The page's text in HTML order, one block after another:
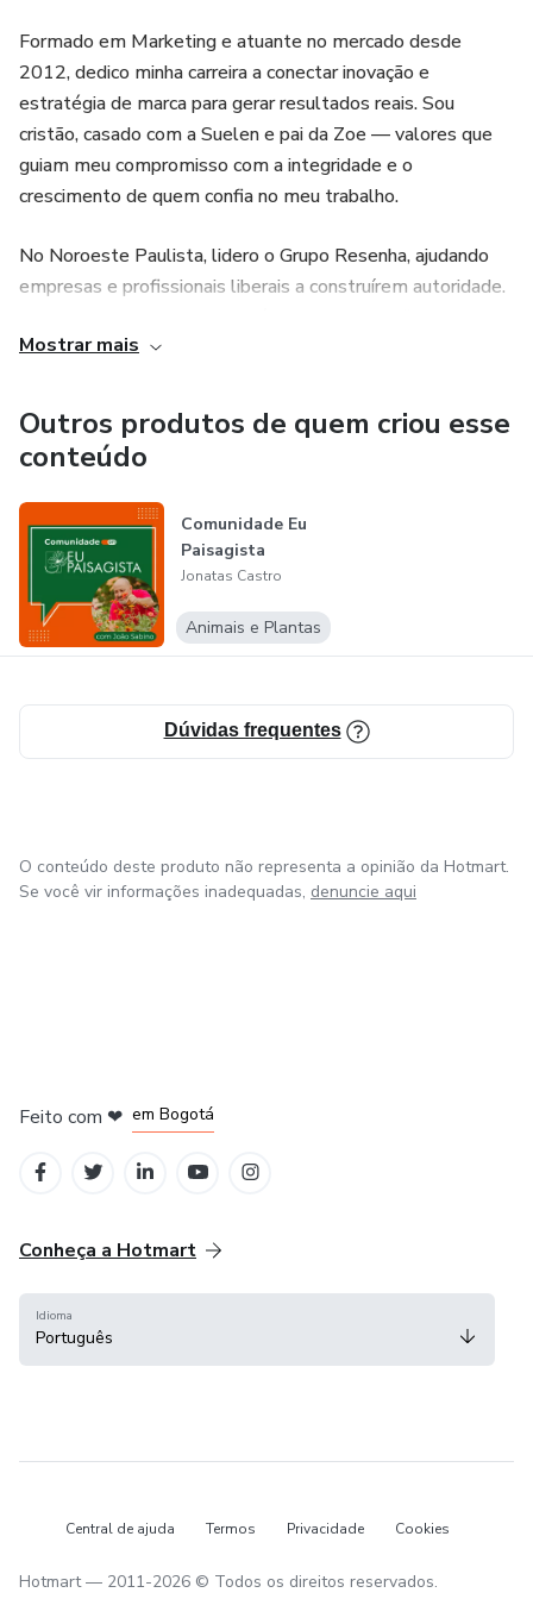
Formado em Marketing e atuante no mercado desde
2012, dedico minha carreira a conectar inovação e
estratégia de marca para gerar resultados reais. Sou
cristão, casado com a Suelen e pai da Zoe — valores que
guiam meu compromisso com a integridade e o
crescimento de quem confia no meu trabalho.
No Noroeste Paulista, lidero o Grupo Resenha, ajudando
empresas e profissionais liberais a construírem autoridade.
para capacitar empreendedores autônomos que buscam
marketing de alto impacto.
Mostrar mais
Outros produtos de quem criou esse
conteúdo
Comunidade Eu
Paisagista
Jonatas Castro
Animais e Plantas
Dúvidas frequentes
O conteúdo deste produto não representa a opinião da Hotmart.
Se você vir informações inadequadas, denuncie aqui
Feito com ❤ em Bogotá
Conheça a Hotmart
Idioma
Português
Central de ajuda Termos Privacidade Cookies
Hotmart — 2011-2026 © Todos os direitos reservados.